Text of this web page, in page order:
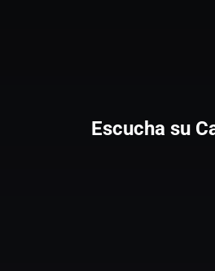
Escucha su